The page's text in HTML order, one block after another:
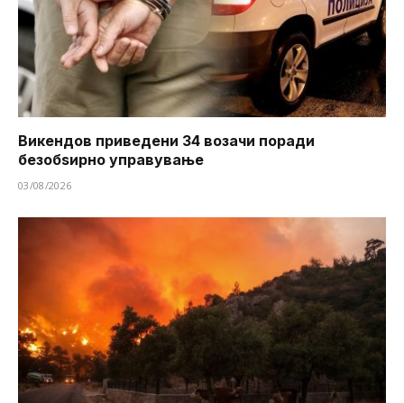
Викендов приведени 34 возачи поради
безобѕирно управување
03/08/2026